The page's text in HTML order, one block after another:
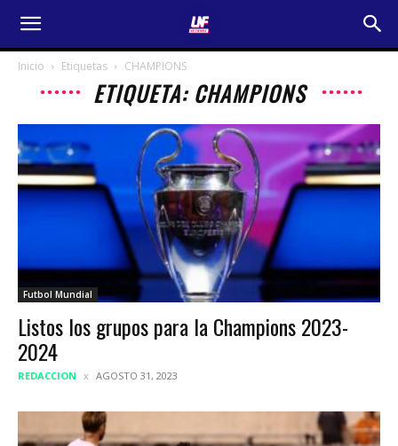
Inicio Etiquetas CHAMPIONS
ETIQUETA: CHAMPIONS
Futbol Mundial
Listos los grupos para la Champions 2023-
2024
REDACCION AGOSTO 31, 2023